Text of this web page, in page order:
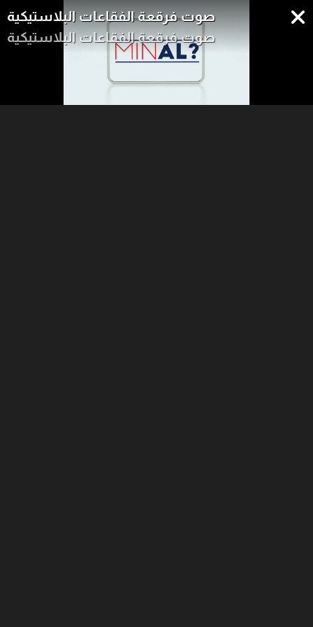
صوت فرقعة الفقاعات البلاستيكية
صوت فرقعة الفقاعات البلاستيكية